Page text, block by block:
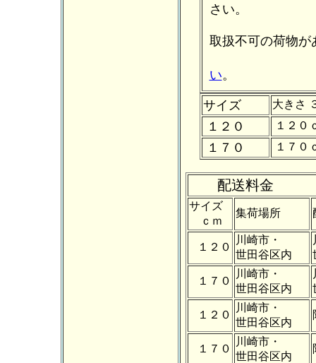
さい。
取扱不可の荷物が
い。
サイズ 大きさ
１２０ １２０
１７０ １７０
配送料金
サイズ
ｃｍ
集荷場所
１２０
川崎市・
世田谷区内
１７０
川崎市・
世田谷区内
１２０
川崎市・
世田谷区内
１７０
川崎市・
世田谷区内